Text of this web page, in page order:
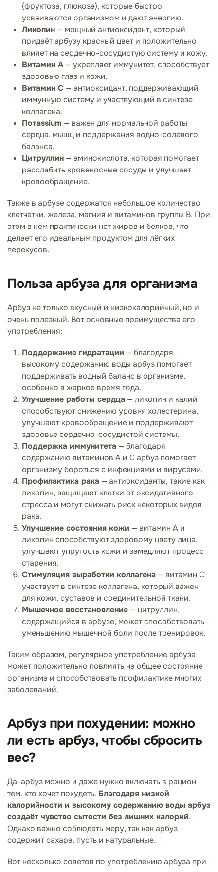
(фруктоза, глюкоза), которые быстро
усваиваются организмом и дают энергию.
Ликопин — мощный антиоксидант, который
придаёт арбузу красный цвет и положительно
влияет на сердечно-сосудистую систему и кожу.
Витамин А— укрепляет иммунитет, способствует
здоровью глаз и кожи.
Витамин С — антиоксидант, поддерживающий
иммунную систему и участвующий в синтезе
коллагена.
Потassium — важен для нормальной работы
сердца, мышц и поддержания водно-солевого
баланса.
Цитруллин — аминокислота, которая помогает
расслабить кровеносные сосуды и улучшает
кровообращение.
Также в арбузе содержатся небольшое количество
клетчатки, железа, магния и витаминов группы B. При
этом в нём практически нет жиров и белков, что
делает его идеальным продуктом для лёгких
перекусов.
Польза арбуза для организма
Арбуз не только вкусный и низкокалорийный, но и
очень полезный. Вот основные преимущества его
употребления:
Поддержание гидратации — благодаря
высокому содержанию воды арбуз помогает
поддерживать водный баланс в организме,
особенно в жаркое время года.
Улучшение работы сердца — ликопин и калий
способствуют снижению уровня холестерина,
улучшают кровообращение и поддерживают
здоровье сердечно-сосудистой системы.
Поддержка иммунитета — благодаря
содержанию витаминов А и С арбуз помогает
организму бороться с инфекциями и вирусами.
Профилактика рака — антиоксиданты, такие как
ликопин, защищают клетки от оксидативного
стресса и могут снижать риск некоторых видов
рака.
Улучшение состояния кожи — витамин А и
ликопин способствуют здоровому цвету лица,
улучшают упругость кожи и замедляют процесс
старения.
Стимуляция выработки коллагена — витамин С
участвует в синтезе коллагена, который важен
для кожи, суставов и соединительной ткани.
Мышечное восстановление — цитруллин,
содержащийся в арбузе, может способствовать
уменьшению мышечной боли после тренировок.
Таким образом, регулярное употребление арбуза
может положительно повлиять на общее состояние
организма и способствовать профилактике многих
заболеваний.
Арбуз при похудении: можно
ли есть арбуз, чтобы сбросить
вес?
Да, арбуз можно и даже нужно включать в рацион
тем, кто хочет похудеть. Благодаря низкой
калорийности и высокому содержанию воды арбуз
создаёт чувство сытости без лишних калорий.
Однако важно соблюдать меру, так как арбуз
содержит сахара, пусть и натуральные.
Вот несколько советов по употреблению арбуза при